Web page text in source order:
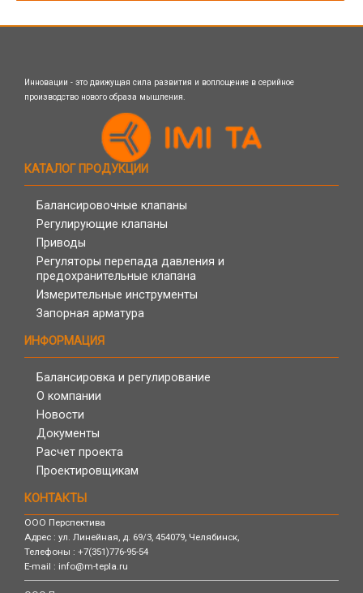
Инновации - это движущая сила развития и воплощение в серийное
производство нового образа мышления.
КАТАЛОГ ПРОДУКЦИИ
Балансировочные клапаны
Регулирующие клапаны
Приводы
Регуляторы перепада давления и
предохранительные клапана
Измерительные инструменты
Запорная арматура
ИНФОРМАЦИЯ
Балансировка и регулирование
О компании
Новости
Документы
Расчет проекта
Проектировщикам
КОНТАКТЫ
ООО Перспектива
Адрес : ул. Линейная, д. 69/3, 454079, Челябинск,
Телефоны : +7(351)776-95-54
E-mail : info@m-tepla.ru